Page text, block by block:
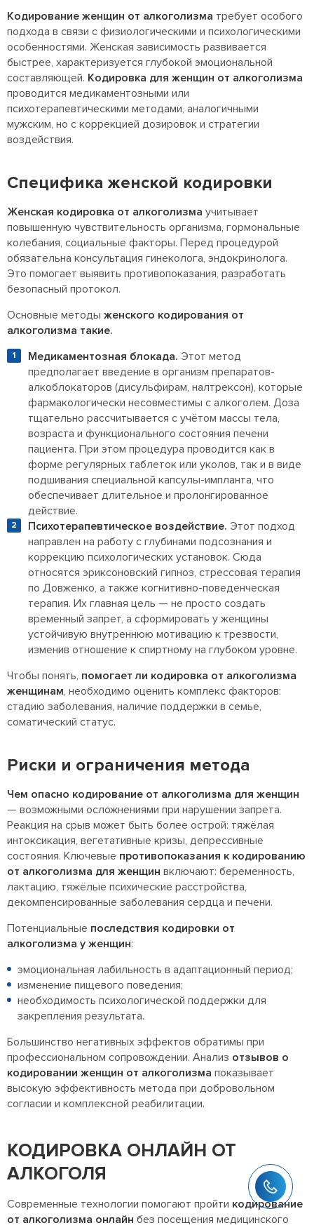
Кодирование женщин от алкоголизма требует особого
подхода в связи с физиологическими и психологическими
особенностями. Женская зависимость развивается
быстрее, характеризуется глубокой эмоциональной
составляющей. Кодировка для женщин от алкоголизма
проводится медикаментозными или
психотерапевтическими методами, аналогичными
мужским, но с коррекцией дозировок и стратегии
воздействия.
Специфика женской кодировки
Женская кодировка от алкоголизма учитывает
повышенную чувствительность организма, гормональные
колебания, социальные факторы. Перед процедурой
обязательна консультация гинеколога, эндокринолога.
Это помогает выявить противопоказания, разработать
безопасный протокол.
Основные методы женского кодирования от
алкоголизма такие.
Медикаментозная блокада. Этот метод
предполагает введение в организм препаратов-
алкоблокаторов (дисульфирам, налтрексон), которые
фармакологически несовместимы с алкоголем. Доза
тщательно рассчитывается с учётом массы тела,
возраста и функционального состояния печени
пациента. При этом процедура проводится как в
форме регулярных таблеток или уколов, так и в виде
подшивания специальной капсулы-импланта, что
обеспечивает длительное и пролонгированное
действие.
Психотерапевтическое воздействие. Этот подход
направлен на работу с глубинами подсознания и
коррекцию психологических установок. Сюда
относятся эриксоновский гипноз, стрессовая терапия
по Довженко, а также когнитивно-поведенческая
терапия. Их главная цель — не просто создать
временный запрет, а сформировать у женщины
устойчивую внутреннюю мотивацию к трезвости,
изменив отношение к спиртному на глубоком уровне.
Чтобы понять, помогает ли кодировка от алкоголизма
женщинам, необходимо оценить комплекс факторов:
стадию заболевания, наличие поддержки в семье,
соматический статус.
Риски и ограничения метода
Чем опасно кодирование от алкоголизма для женщин
— возможными осложнениями при нарушении запрета.
Реакция на срыв может быть более острой: тяжёлая
интоксикация, вегетативные кризы, депрессивные
состояния. Ключевые противопоказания к кодированию
от алкоголизма для женщин включают: беременность,
лактацию, тяжёлые психические расстройства,
декомпенсированные заболевания сердца и печени.
Потенциальные последствия кодировки от
алкоголизма у женщин:
эмоциональная лабильность в адаптационный период;
изменение пищевого поведения;
необходимость психологической поддержки для
закрепления результата.
Большинство негативных эффектов обратимы при
профессиональном сопровождении. Анализ отзывов о
кодировании женщин от алкоголизма показывает
высокую эффективность метода при добровольном
согласии и комплексной реабилитации.
КОДИРОВКА ОНЛАЙН ОТ
АЛКОГОЛЯ
Современные технологии помогают пройти кодирование
от алкоголизма онлайн без посещения медицинского